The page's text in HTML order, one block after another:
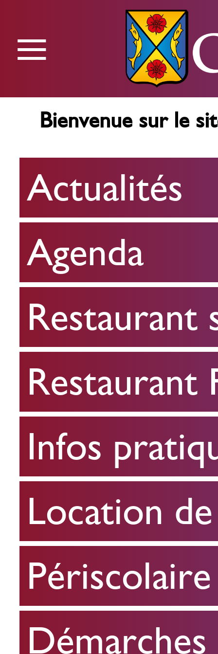
Menu
Actualités
Agenda
Restaurant
scolaire
Restaurant
FPA
Infos
pratiques
Location
de
salle
Périscolaire
≡
Bienvenue sur le
Actualités
Agenda
Restaurant
Restaurant
Infos
Location
Périscolaire